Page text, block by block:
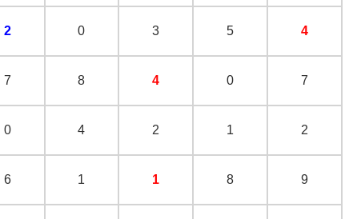
2 0 3 5 4
7 8 4 0 7
0 4 2 1 2
6 1 1 8 9